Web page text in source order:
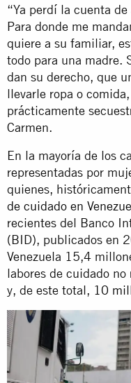
“Ya perdí la cuenta
Para donde me
quiere a su familiar,
todo para una madre.
dan su derecho, que
llevarle ropa o
prácticamente
Carmen.
En la mayoría de los
representadas por
quienes,
de cuidado en
recientes del Banco
(BID), publicados en
Venezuela 15,4
labores de cuidado no
y, de este total, 10